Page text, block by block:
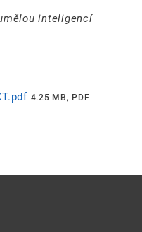
inteligencí
4.25 MB, PDF